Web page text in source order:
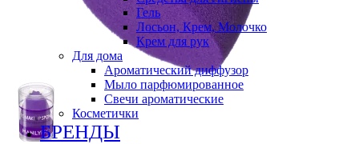
Гель
Лосьон, Крем, Молочко
Крем для рук
Для дома
Ароматический диффузор
Мыло парфюмированное
Свечи ароматические
Косметички
БРЕНДЫ